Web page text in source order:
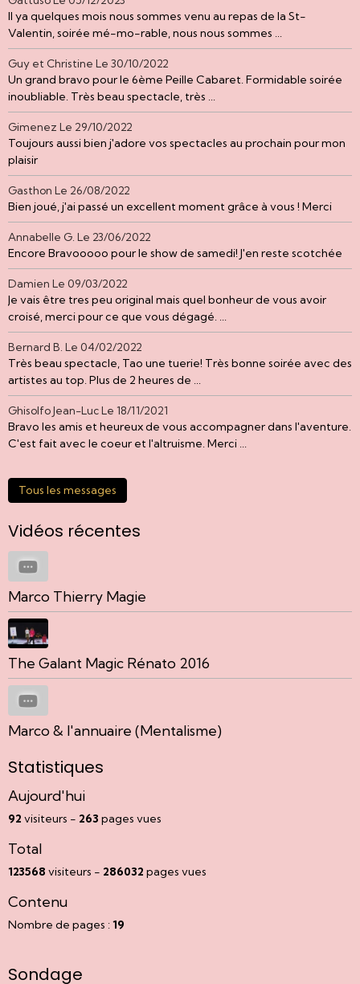
Il ya quelques mois nous sommes venu au repas de la St-
Valentin, soirée mé-mo-rable, nous nous sommes ...
Guy et Christine Le 30/10/2022
Un grand bravo pour le 6ème Peille Cabaret. Formidable soirée
inoubliable. Très beau spectacle, très ...
Gimenez Le 29/10/2022
Toujours aussi bien j'adore vos spectacles au prochain pour mon
plaisir
Gasthon Le 26/08/2022
Bien joué, j'ai passé un excellent moment grâce à vous ! Merci
Annabelle G. Le 23/06/2022
Encore Bravooooo pour le show de samedi! J'en reste scotchée
Damien Le 09/03/2022
Je vais être tres peu original mais quel bonheur de vous avoir
croisé, merci pour ce que vous dégagé. ...
Bernard B. Le 04/02/2022
Très beau spectacle, Tao une tuerie! Très bonne soirée avec des
artistes au top. Plus de 2 heures de ...
Ghisolfo Jean-LucLe 18/11/2021
Bravo les amis et heureux de vous accompagner dans l'aventure.
C'est fait avec le coeur et l'altruisme. Merci ...
Tous les messages
Vidéos récentes
Marco Thierry Magie
The Galant Magic Rénato 2016
Marco & l'annuaire (Mentalisme)
Statistiques
Aujourd'hui
92 visiteurs - 263 pages vues
Total
123568 visiteurs - 286032 pages vues
Contenu
Nombre de pages :19
Sondage